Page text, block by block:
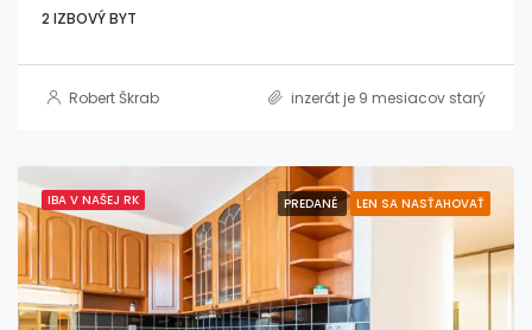
2 IZBOVÝ BYT
Robert Škrab inzerát je 9 mesiacov starý
IBA V NAŠEJ RK PREDANÉ LEN SA NASŤAHOVAŤ